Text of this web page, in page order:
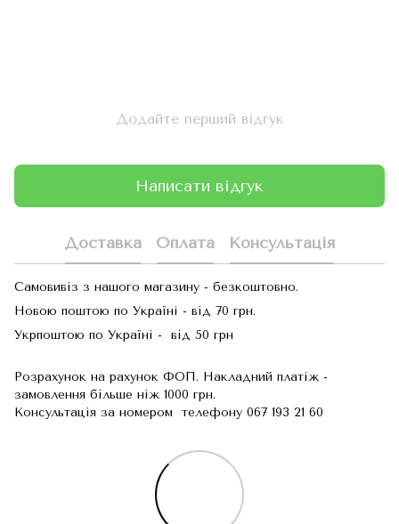
Додайте перший відгук
Написати відгук
Доставка Оплата Консультація
Самовивіз з нашого магазину - безкоштовно.
Новою поштою по Україні - від 70 грн.
Укрпоштою по Україні - від 50 грн
Розрахунок на рахунок ФОП. Накладний платіж -
замовлення більше ніж 1000 грн.
Консультація за номером телефону 067 193 21 60